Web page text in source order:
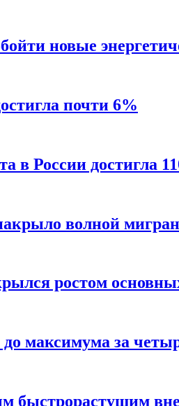
новые
почти 6%
в России достигла
волной
ростом
максимума за
быстрорастущим